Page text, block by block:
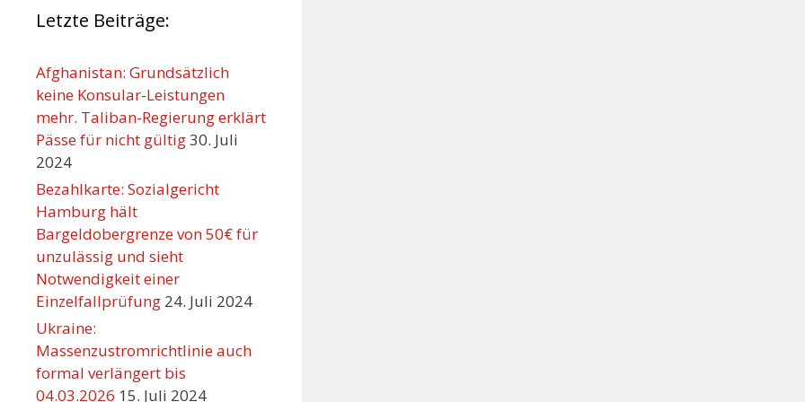
Letzte Beiträge:
Afghanistan: Grundsätzlich
keine Konsular-Leistungen
mehr. Taliban-Regierung erklärt
Pässe für nicht gültig30. Juli
2024
Bezahlkarte: Sozialgericht
Hamburg hält
Bargeldobergrenze von 50€ für
unzulässig und sieht
Notwendigkeit einer
Einzelfallprüfung 24. Juli 2024
Ukraine:
Massenzustromrichtlinie auch
formal verlängert bis
04.03.2026 15. Juli 2024